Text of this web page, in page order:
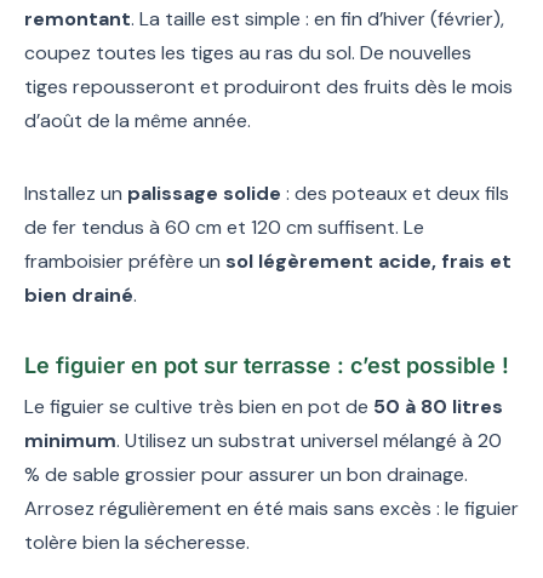
remontant. La taille est simple : en fin d’hiver (février),
coupez toutes les tiges au ras du sol. De nouvelles
tiges repousseront et produiront des fruits dès le mois
d’août de la même année.
Installez un palissage solide : des poteaux et deux fils
de fer tendus à 60 cm et 120 cm suffisent. Le
framboisier préfère un sol légèrement acide, frais et
bien drainé.
Le figuier en pot sur terrasse : c’est possible !
Le figuier se cultive très bien en pot de 50 à 80 litres
minimum. Utilisez un substrat universel mélangé à 20
% de sable grossier pour assurer un bon drainage.
Arrosez régulièrement en été mais sans excès : le figuier
tolère bien la sécheresse.